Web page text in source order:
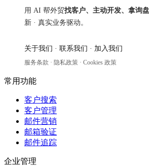
用 AI 帮外贸找客户、主动开发、拿询盘
新 · 真实业务驱动。
关于我们 · 联系我们 · 加入我们
服务条款 · 隐私政策 · Cookies 政策
常用功能
客户搜索
客户管理
邮件营销
邮箱验证
邮件追踪
企业管理